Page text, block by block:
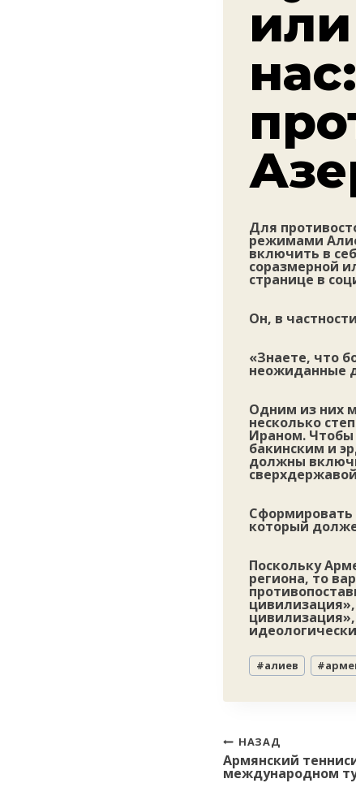
Для
режимами
включить в
соразмерной
странице в
Он, в
«Знаете, что
неожиданные
Одним из них
несколько
Ираном. Чтобы
бакинским и
должны
Сформировать
который
Поскольку
региона, то
Метки
записи:
#алиев #
Навигация
по
записям
НАЗАД
Армянский
международном